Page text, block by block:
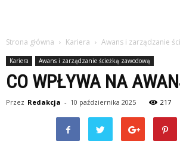
Strona główna Kariera Awans i zarządzanie
Kariera Awans i zarządzanie ścieżką zawodową
CO WPŁYWA NA
Przez Redakcja - 10 października 2025 217